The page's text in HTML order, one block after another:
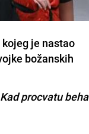
je nastao
božanskih
Kad procvatu